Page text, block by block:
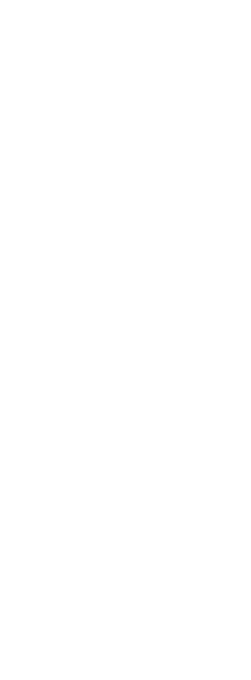
- частный PHP-